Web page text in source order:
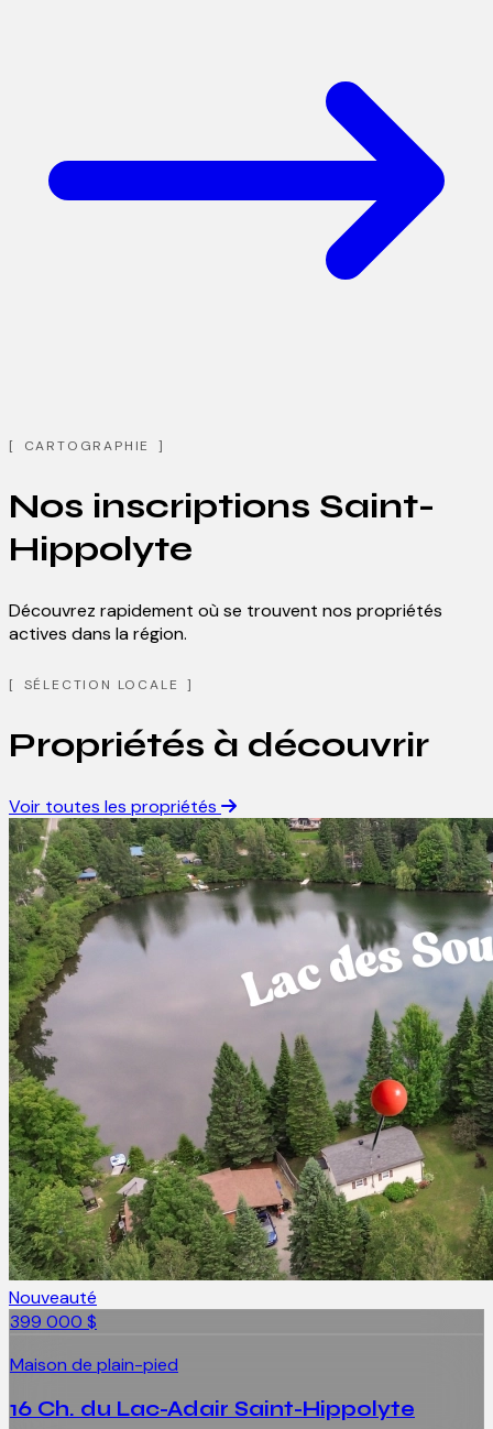
CARTOGRAPHIE
Nos inscriptions Saint-
Hippolyte
Découvrez rapidement où se trouvent nos propriétés
actives dans la région.
+
SÉLECTION LOCALE
Propriétés à découvrir
Voir toutes les propriétés
Nouveauté
399 000 $
Maison de plain-pied
16 Ch. du Lac-Adair Saint-Hippolyte